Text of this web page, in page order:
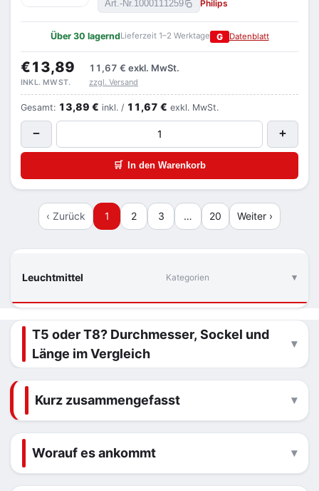
Leuchtmittel Kategorien
Art.-Nr. 1000111259 Philips
Über 30 lagerndLieferzeit 1–2 Werktage G Datenblatt
€13,89 11,67 € exkl. MwSt.
INKL. MWST. zzgl. Versand
Gesamt: 13,89 € inkl. / 11,67 € exkl. MwSt.
− +
🛒 In den Warenkorb
‹ Zurück 1 2 3 … 20 Weiter ›
T5 oder T8? Durchmesser, Sockel und
Länge im Vergleich
Kurz zusammengefasst
Worauf es ankommt